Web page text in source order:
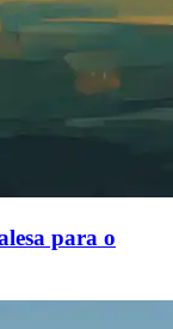
para o